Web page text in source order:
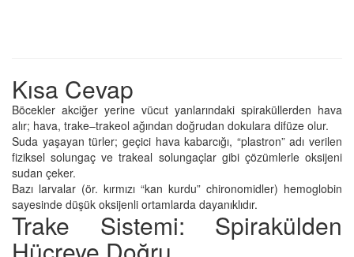
Kısa Cevap
Böcekler akciğer yerine vücut yanlarındaki spiraküllerden hava
alır; hava, trake–trakeol ağından doğrudan dokulara difüze olur.
Suda yaşayan türler; geçici hava kabarcığı, “plastron” adı verilen
fiziksel solungaç ve trakeal solungaçlar gibi çözümlerle oksijeni
sudan çeker.
Bazı larvalar (ör. kırmızı “kan kurdu” chironomidler) hemoglobin
sayesinde düşük oksijenli ortamlarda dayanıklıdır.
Trake Sistemi: Spirakülden